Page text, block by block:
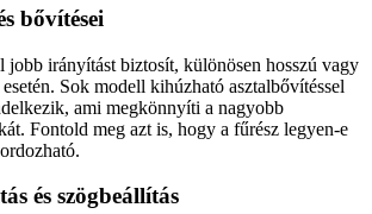
bővítései
jobb irányítást biztosít, különösen hosszú vagy
Sok modell kihúzható asztalbővítéssel
ami megkönnyíti a nagyobb
Fontold meg azt is, hogy a fűrész legyen-e
és szögbeállítás